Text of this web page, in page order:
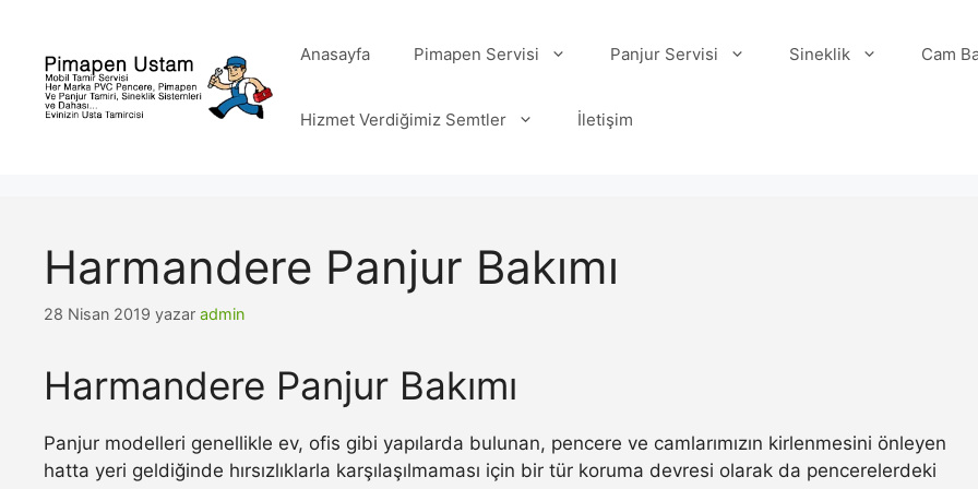
Anasayfa Pimapen Servisi Panjur Servisi Sineklik Cam
Hizmet Verdiğimiz Semtler İletişim
Harmandere Panjur Bakımı
28 Nisan 2019 yazar admin
Harmandere Panjur Bakımı
Panjur modelleri genellikle ev, ofis gibi yapılarda bulunan, pencere ve camlarımızın kirlenmesini önleyen
hatta yeri geldiğinde hırsızlıklarla karşılaşılmaması için bir tür koruma devresi olarak da pencerelerdeki